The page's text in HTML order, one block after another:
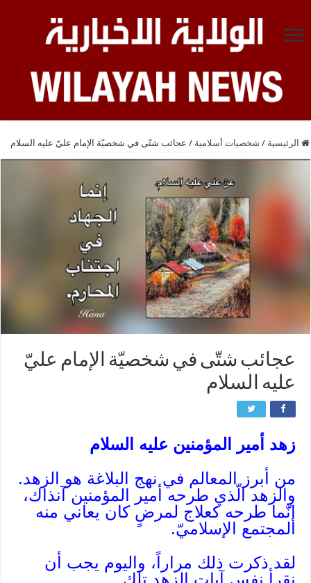
الرئيسية / شخصيات أسلامية / عجائب شتّى في شخصيّة الإمام عليّ عليه السلام
عجائب شتّى في شخصيّة الإمام عليّ
عليه السلام
زهد أمير المؤمنين عليه السلام
من أبرز المعالم في نهج البلاغة هو الزهد.
والزهد الّذي طرحه أمير المؤمنين آنذاك،
إنّما طرحه كعلاج لمرضٍ كان يعاني منه
المجتمع الإسلاميّ.
لقد ذكرت ذلك مراراً، واليوم يجب أن